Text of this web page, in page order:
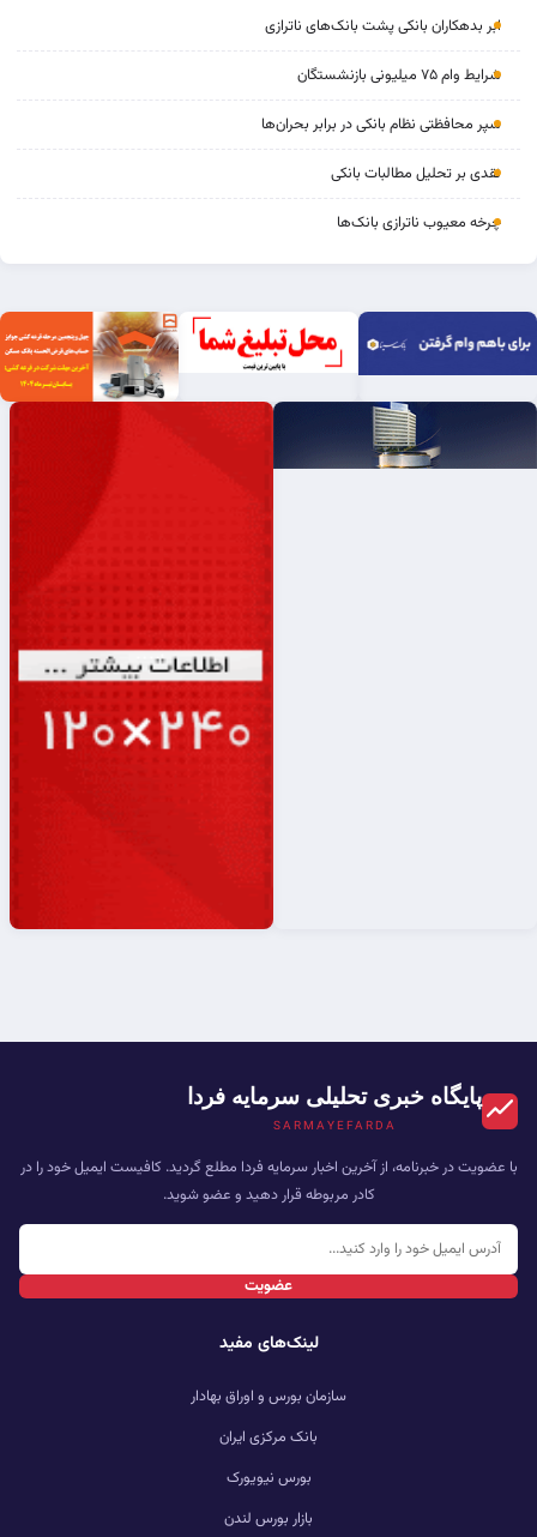
ابر بدهکاران بانکی پشت بانک‌های ناترازی
شرایط وام ۷۵ میلیونی بازنشستگان
سپر محافظتی نظام بانکی در برابر بحران‌ها
نقدی بر تحلیل مطالبات بانکی
چرخه‌ معیوب ناترازی بانک‌ها
پایگاه خبری تحلیلی سرمایه فردا
SARMAYEFARDA
با عضویت در خبرنامه، از آخرین اخبار سرمایه فردا مطلع گردید. کافیست ایمیل خود را در
کادر مربوطه قرار دهید و عضو شوید.
عضویت
لینک‌های مفید
سازمان بورس و اوراق بهادار
بانک مرکزی ایران
بورس نیویورک
بازار بورس لندن